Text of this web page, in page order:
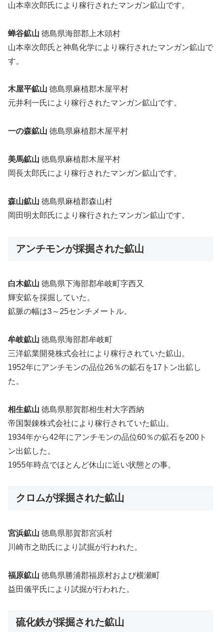
山本幸次郎氏により稼行されたマンガン鉱山です。
蝉谷鉱山 徳島県海部郡上木頭村
山本幸次郎氏と神島化学により稼行されたマンガン鉱山で
す。
木屋平鉱山 徳島県麻植郡木屋平村
元井利一氏により稼行されたマンガン鉱山です。
一の森鉱山 徳島県麻植郡木屋平村
美馬鉱山 徳島県麻植郡木屋平村
岡長太郎氏により稼行されたマンガン鉱山です。
森山鉱山 徳島県麻植郡森山村
岡田明太郎氏により稼行されたマンガン鉱山です。
アンチモンが採掘された鉱山
白木鉱山 徳島県下海部郡牟岐町字西又
輝安鉱を採掘していた。
鉱脈の幅は3～25センチメートル。
牟岐鉱山 徳島県海部郡牟岐町
三洋鉱業開発株式会社により稼行されていた鉱山。
1952年にアンチモンの品位26％の鉱石を17トン出鉱し
た。
相生鉱山 徳島県那賀郡相生村大字西納
帝国製錬株式会社により稼行されていた鉱山。
1934年から42年にアンチモンの品位60％の鉱石を200ト
ン出鉱した。
1955年時点でほとんど休山に近い状態との事。
クロムが採掘された鉱山
宮浜鉱山 徳島県那賀郡宮浜村
川崎市之助氏により試掘が行われた。
福原鉱山 徳島県勝浦郡福原村および横瀬町
益田儀平氏により試掘が行われた。
硫化鉄が採掘された鉱山